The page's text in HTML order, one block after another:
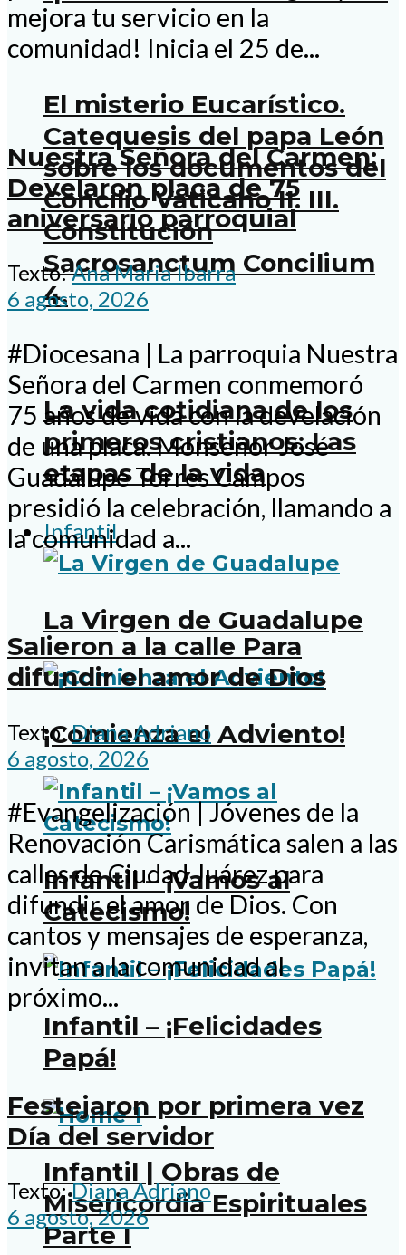
El misterio Eucarístico.
Catequesis del papa León
sobre los documentos del
Concilio Vaticano II. III.
Constitución
Sacrosanctum Concilium
4.
La vida cotidiana de los
primeros cristianos: Las
etapas de la vida
Infantil
La Virgen de Guadalupe
¡Comienza el Adviento!
Infantil – ¡Vamos al
Catecismo!
Infantil – ¡Felicidades
Papá!
Infantil | Obras de
Misericordia Espirituales
Parte I
mejora tu servicio en la
comunidad! Inicia el 25 de...
Nuestra Señora del Carmen:
Develaron placa de 75
aniversario parroquial
Texto:Ana Maria Ibarra
6 agosto, 2026
#Diocesana | La parroquia Nuestra
Señora del Carmen conmemoró
75 años de vida con la develación
de una placa. Monseñor José
Guadalupe Torres Campos
presidió la celebración, llamando a
la comunidad a...
Salieron a la calle Para
difundir el amor de Dios
Texto:Diana Adriano
6 agosto, 2026
#Evangelización | Jóvenes de la
Renovación Carismática salen a las
calles de Ciudad Juárez para
difundir el amor de Dios. Con
cantos y mensajes de esperanza,
invitan a la comunidad al
próximo...
Festejaron por primera vez
Día del servidor
Texto:Diana Adriano
6 agosto, 2026